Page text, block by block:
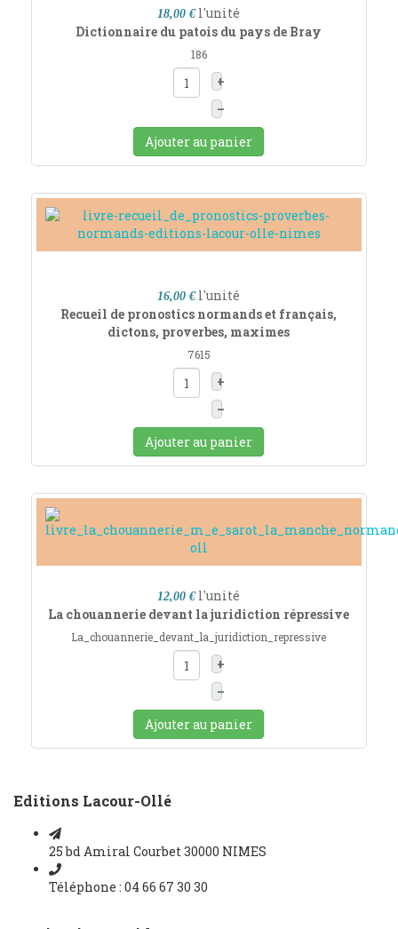
18,00 € l'unité
Dictionnaire du patois du pays de Bray
186
+
–
Ajouter au panier
16,00 € l'unité
Recueil de pronostics normands et français,
dictons, proverbes, maximes
7615
+
–
Ajouter au panier
12,00 € l'unité
La chouannerie devant la juridiction répressive
La_chouannerie_devant_la_juridiction_repressive
+
–
Ajouter au panier
Editions Lacour-Ollé
25 bd Amiral Courbet 30000 NIMES
Téléphone : 04 66 67 30 30